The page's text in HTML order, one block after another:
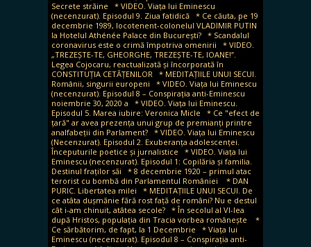
Secrete străine
* VIDEO. Viața lui Eminescu
(necenzurat). Episodul 9. Ziua fatidică * Ce căuta, pe 19
decembrie 1989, locotenent-colonelul VLADIMIR PUTIN
la Hotelul Athénée Palace din București? * Scandalul
coronavirus este o crimă împotriva omenirii
* VIDEO.
„TREZEȘTE-TE, GHEORGHE, TREZEȘTE-TE, IOANE!”.
Legea Cojocaru, reactualizată și încorporată în
CONSTITUȚIA CETĂȚENILOR * MEDITAȚIILE UNUI SECUI.
Românii, singurii europeni
* VIDEO. Viața lui Eminescu
(necenzurat). Episodul 8 – Conspirația anti-Eminescu
noiembrie 30, 2020 a
* VIDEO. Viața lui Eminescu.
Episodul 5. Marea iubire: Veronica Micle
* Ce "efect de
țară" ar avea prezența unui grup de premianți printre
analfabeții din Parlament? * VIDEO. Viața lui Eminescu
(Necenzurat). Episodul 2. Exuberanța adolescenței.
Începuturile poetice și jurnalistice
* VIDEO. Viața lui
Eminescu (necenzurat). Episodul 1: Copilăria și familia.
Destinul fraților săi
* 8 decembrie 1920 – primul atac
terorist cu bombă din Parlamentul României
* DAN
PURIC. Libertatea milei
* MEDITAȚIILE UNUI SECUI. De
ce atâta dușmănie fără rost față de români? Nu e destul
cât i-am chinuit, atâtea secole? * În secolul al VI-lea
după Hristos, populația din Tracia vorbea românește
*
Ce sărbătorim, de fapt, la 1 Decembrie
* Viața lui
Eminescu (necenzurat). Episodul 8 – Conspirația anti-